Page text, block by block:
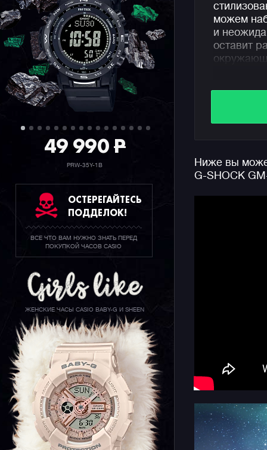
49 990P
PRW-35Y-1B
ОСТЕРЕГАЙТЕСЬ
ПОДДЕЛОК!
ВСЕ ЧТО ВАМ НУЖНО ЗНАТЬ ПЕРЕД
ПОКУПКОЙ ЧАСОВ CASIO
ЖЕНСКИЕ ЧАСЫ CASIO BABY-G И SHEEN
можем
и
оставит
спутника.
корпуса
в новом
метров,
Ниже вы
G-SHOCK